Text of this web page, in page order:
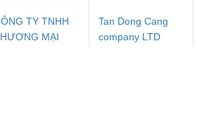
Điện AC
Mô-đun Ắc Quy UPS
TY TNHH
MẠI
Tan Dong Cang
company LTD